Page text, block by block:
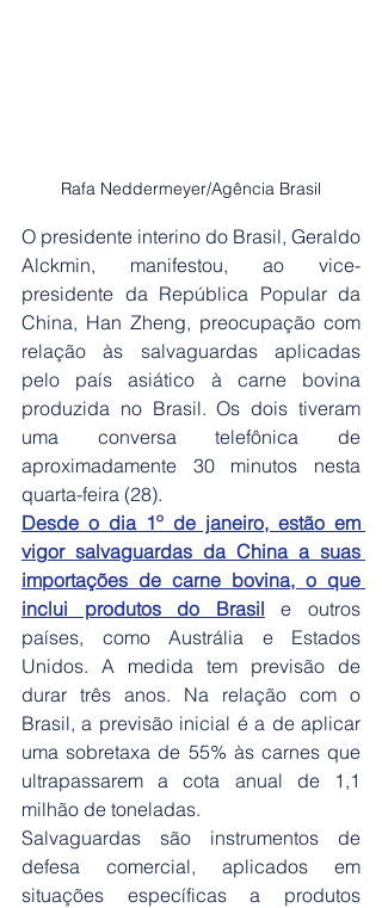
Rafa Neddermeyer/Agência Brasil
O presidente interino do Brasil, Geraldo
Alckmin, manifestou, ao vice-
presidente da República Popular da
China, Han Zheng, preocupação com
relação às salvaguardas aplicadas
pelo país asiático à carne bovina
produzida no Brasil. Os dois tiveram
uma conversa telefônica de
aproximadamente 30 minutos nesta
quarta-feira (28).
Desde o dia 1º de janeiro, estão em
vigor salvaguardas da China a suas
importações de carne bovina, o que
inclui produtos do Brasil e outros
países, como Austrália e Estados
Unidos. A medida tem previsão de
durar três anos. Na relação com o
Brasil, a previsão inicial é a de aplicar
uma sobretaxa de 55% às carnes que
ultrapassarem a cota anual de 1,1
milhão de toneladas.
Salvaguardas são instrumentos de
defesa comercial, aplicados em
situações específicas a produtos